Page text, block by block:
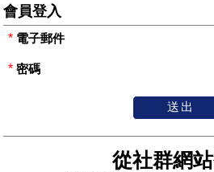
會員登入
* 電子郵件
* 密碼
從社群網